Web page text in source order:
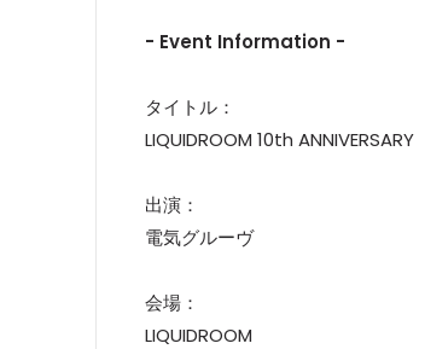
- Event Information -
タイトル：
LIQUIDROOM 10th ANNIVERSARY
出演：
電気グルーヴ
会場：
LIQUIDROOM